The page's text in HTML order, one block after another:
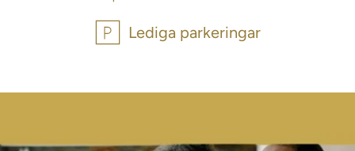
Lediga parkeringar